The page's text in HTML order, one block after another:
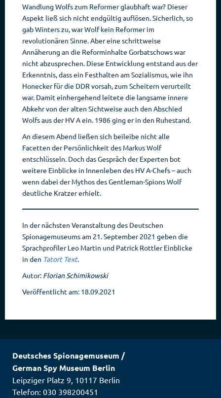
Wandlung Wolfs zum Reformer glaubhaft war? Dieser
Aspekt ließ sich nicht endgültig auflösen. Sicherlich, so
gab Winters zu, war Wolf kein Reformer im
revolutionären Sinne. Aber eine schrittweise
Annäherung an die Reforminhalte Gorbatschows war
nicht abzusprechen. Diese Entwicklung entstand aus der
Erkenntnis, dass ein Festhalten am Sozialismus, wie ihn
Honecker für die DDR vorsah, zum Scheitern verurteilt
war. Damit einhergehend leitete die langsame innere
Abkehr von der alten Sichtweise auch den Abschied
Wolfs aus der HV A ein. 1986 ging er in den Ruhestand.
An diesem Abend ließen sich beileibe nicht alle
Facetten der Persönlichkeit des Markus Wolf
entschlüsseln. Doch das Gespräch der Experten bot
weitere Einblicke in Innenleben des HV A-Chefs – auch
wenn dabei der Mythos des Gentleman-Spions Wolf
deutliche Kratzer erhielt.
In der nächsten Veranstaltung des Deutschen
Spionagemuseums am 21. September 2021 geben die
Sprachprofiler Leo Martin und Patrick Rottler Einblicke
in den Tatort Text.
Autor: Florian Schimikowski
Veröffentlicht am: 18.09.2021
Deutsches Spionagemuseum /
German Spy Museum Berlin
Leipziger Platz 9, 10117 Berlin
Telefon: 030 398200451